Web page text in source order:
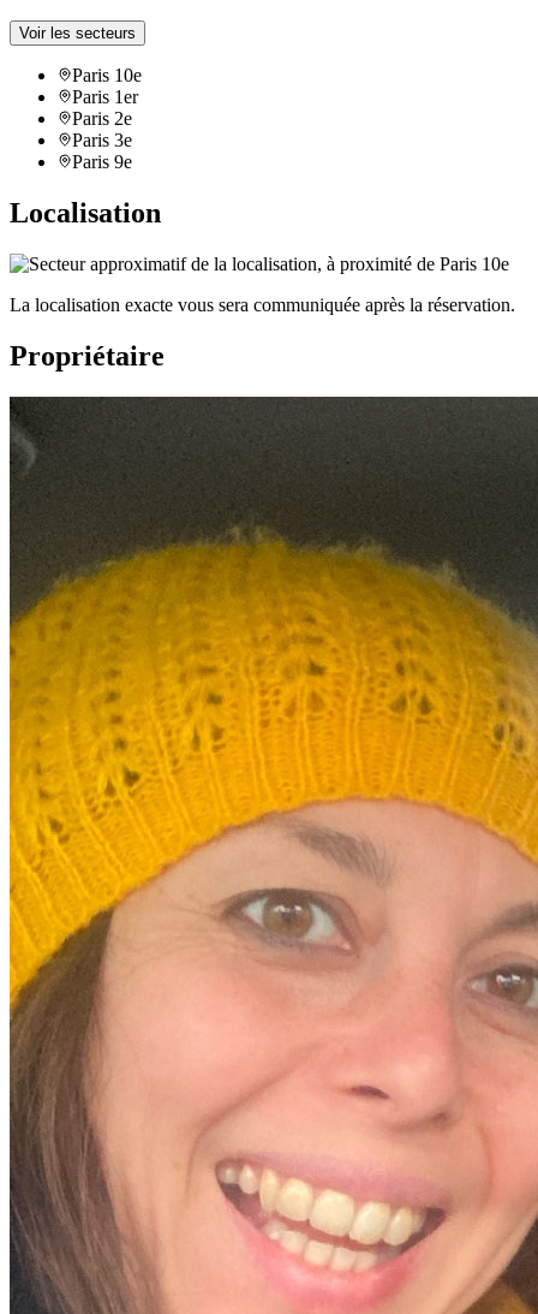
Voir les secteurs
Paris 10e
Paris 1er
Paris 2e
Paris 3e
Paris 9e
Localisation
La localisation exacte vous sera communiquée après la réservation.
Propriétaire